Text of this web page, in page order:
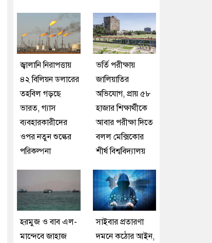
জ্বালানি নিরাপত্তায়
৪২ বিলিয়ন ডলারের
তহবিল গড়ছে
ভারত, গ্যাস
ব্যবহারকারীদের
ওপর নতুন শুল্কের
পরিকল্পনা
ভর্তি পরীক্ষায়
জালিয়াতির
অভিযোগ, প্রায় ৫৮
হাজার শিক্ষার্থীকে
আবার পরীক্ষা দিতে
বলল মেক্সিকোর
শীর্ষ বিশ্ববিদ্যালয়
হরমুজ ও বাব এল-
মান্দেবে জাহাজ
সাইবার প্রতারণা
দমনে কঠোর আইন,